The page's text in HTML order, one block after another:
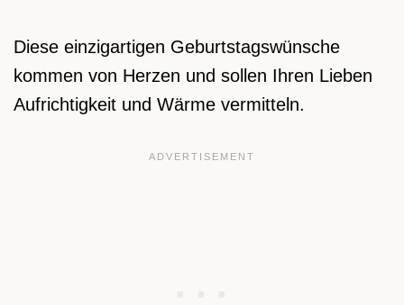
Diese einzigartigen Geburtstagswünsche
kommen von Herzen und sollen Ihren Lieben
Aufrichtigkeit und Wärme vermitteln.